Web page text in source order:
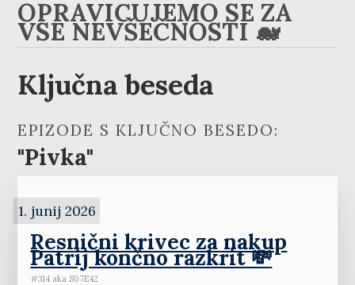
OPRAVIČUJEMO SE ZA
VSE NEVŠEČNOSTI 🐋
Ključna beseda
EPIZODE S KLJUČNO BESEDO:
"Pivka"
1. junij 2026
Resnični krivec za nakup
Patrij končno razkrit 💸
#314 aka S07E42